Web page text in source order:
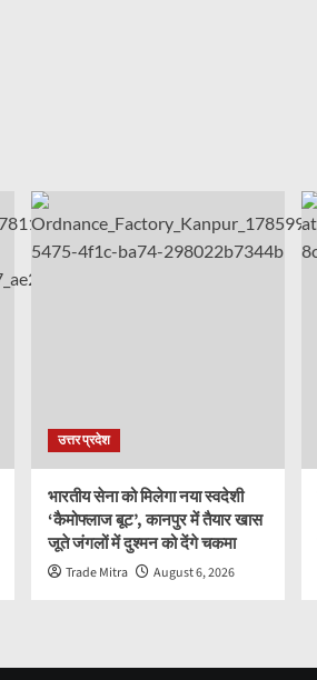
उत्तर प्रदेश
भारतीय सेना को मिलेगा नया स्वदेशी
‘कैमोफ्लाज बूट’, कानपुर में तैयार खास
जूते जंगलों में दुश्मन को देंगे चकमा
Trade Mitra August 6, 2026